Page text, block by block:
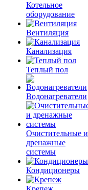
Котельное
оборудование
Вентиляция
Канализация
Теплый пол
Водонагреватели
Очистительные и
дренажные
системы
Кондиционеры